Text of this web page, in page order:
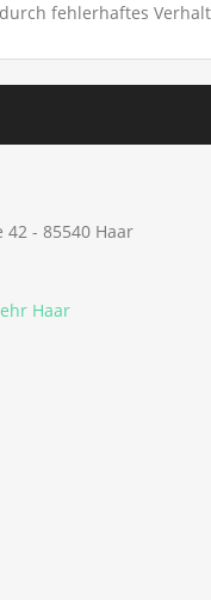
fehlerhaftes
- 85540 Haar
Haar